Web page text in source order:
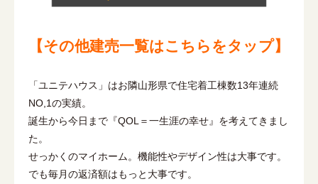
【その他建売一覧はこちらをタップ】
「ユニテハウス」はお隣山形県で住宅着工棟数13年連続
NO,1の実績。
誕生から今日まで『QOL＝一生涯の幸せ』を考えてきまし
た。
せっかくのマイホーム。機能性やデザイン性は大事です。
でも毎月の返済額はもっと大事です。